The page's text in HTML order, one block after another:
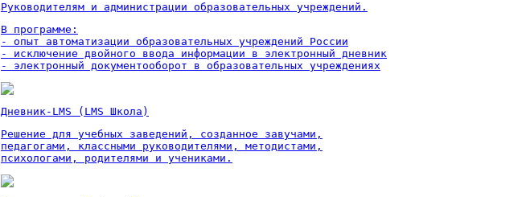
Руководителям и администрации образовательных учреждений.
В программе:
- опыт автоматизации образовательных учреждений России
- исключение двойного ввода информации в электронный дневник
- электронный документооборот в образовательных учреждениях
Дневник-LMS (LMS Школа)
Решение для учебных заведений, созданное завучами,
педагогами, классными руководителями, методистами,
психологами, родителями и учениками.